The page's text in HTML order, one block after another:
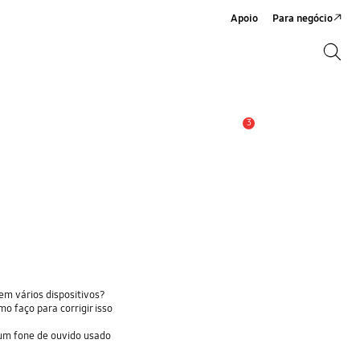
Apoio Para negócio
3
vários dispositivos?
faço para corrigir isso
fone de ouvido usado